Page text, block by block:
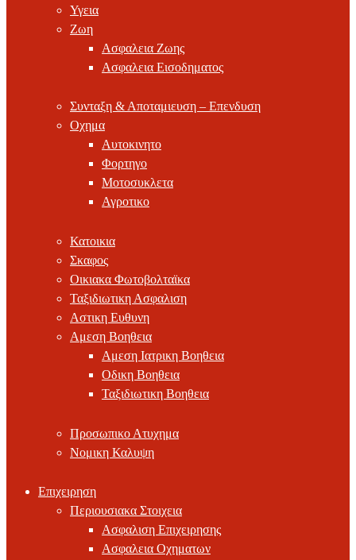
Υγεια
Ζωη
Ασφαλεια Ζωης
Ασφαλεια Εισοδηματος
Συνταξη & Αποταμιευση – Επενδυση
Οχημα
Αυτοκινητο
Φορτηγο
Μοτοσυκλετα
Αγροτικο
Κατοικια
Σκαφος
Οικιακα Φωτοβολταϊκα
Ταξιδιωτικη Ασφαλιση
Αστικη Ευθυνη
Αμεση Βοηθεια
Αμεση Ιατρικη Βοηθεια
Οδικη Βοηθεια
Ταξιδιωτικη Βοηθεια
Προσωπικο Ατυχημα
Νομικη Καλυψη
Επιχειρηση
Περιουσιακα Στοιχεια
Ασφαλιση Επιχειρησης
Ασφαλεια Οχηματων